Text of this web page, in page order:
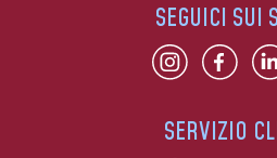
SERVIZIO
SEGUICI SUI